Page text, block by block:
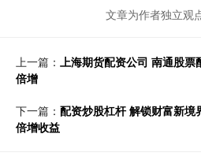
文章为作者独立观
上一篇： 上海期货配资公司 南通股票
倍增
下一篇： 配资炒股杠杆 解锁财富新
倍增收益